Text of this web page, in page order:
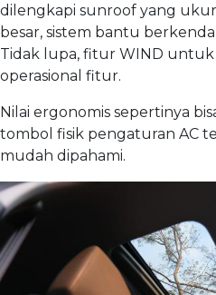
dilengkapi sunroof yang
besar, sistem bantu
Tidak lupa, fitur WIND
operasional fitur.
Nilai ergonomis sepertinya
tombol fisik pengaturan AC
mudah dipahami.